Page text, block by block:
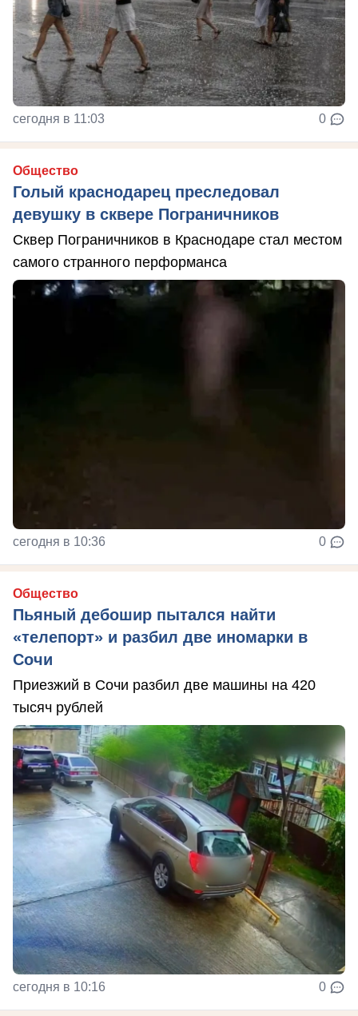
сегодня в 11:03 0
Общество
Голый краснодарец преследовал
девушку в сквере Пограничников
Сквер Пограничников в Краснодаре стал местом
самого странного перформанса
сегодня в 10:36 0
Общество
Пьяный дебошир пытался найти
«телепорт» и разбил две иномарки в
Сочи
Приезжий в Сочи разбил две машины на 420
тысяч рублей
сегодня в 10:16 0